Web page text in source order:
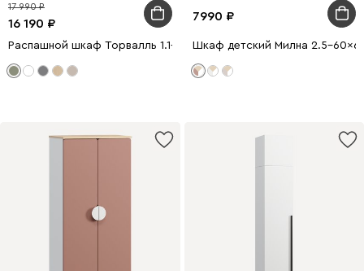
16 190
17 990
Распашной шкаф Торвалль 1.1-50x185 Оливковый
7990
Шкаф детский Милна 2.5-